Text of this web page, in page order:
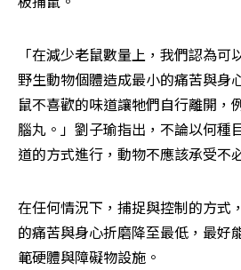
「在減少老鼠數量上，我們認為
野生動物個體造成最小的痛苦與身
鼠不喜歡的味道讓牠們自行離開，
腦丸。」劉子瑜指出，不論以何種
道的方式進行，動物不應該承受不
在任何情況下，捕捉與控制的方式
的痛苦與身心折磨降至最低，最好
範硬體與障礙物設施。